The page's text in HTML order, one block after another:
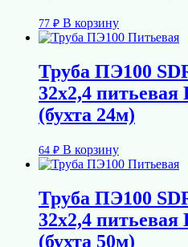
77 ₽ В корзину
Труба ПЭ100
32х2,4
(бухта 24м)
64 ₽ В корзину
Труба ПЭ100
32х2,4
(бухта 50м)